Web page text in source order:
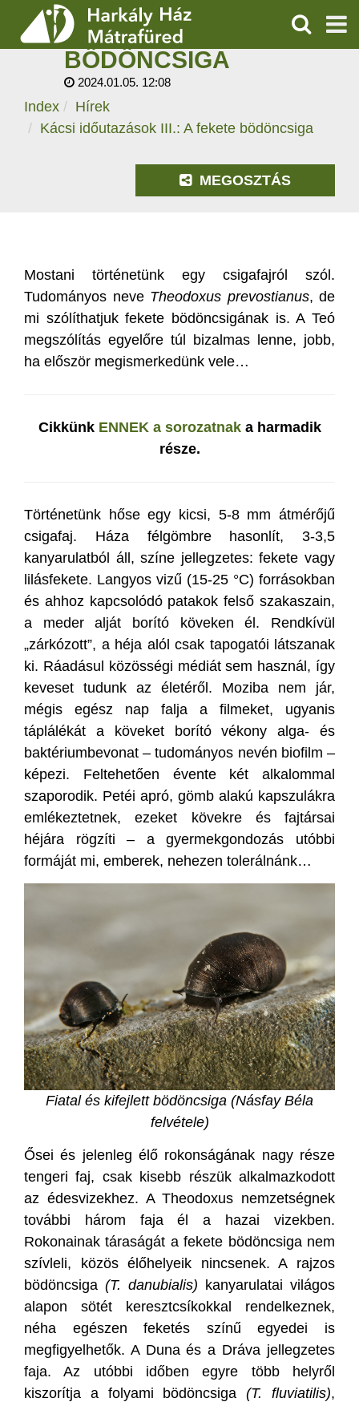
SZOLGÁLTATÁSOK
PROGRAMOK
KERESÉS
KÁCSI IDŐUTAZÁSOK
III.: A FEKETE
BÖDÖNCSIGA
2024.01.05. 12:08
Index
Hírek
Kácsi időutazások III.: A fekete bödöncsiga
MEGOSZTÁS
Mostani történetünk egy csigafajról szól.
Tudományos neve Theodoxus prevostianus, de
mi szólíthatjuk fekete bödöncsigának is. A Teó
megszólítás egyelőre túl bizalmas lenne, jobb,
ha először megismerkedünk vele…
Cikkünk ENNEK a sorozatnaka harmadik
része.
Történetünk hőse egy kicsi, 5-8 mm átmérőjű
csigafaj. Háza félgömbre hasonlít, 3-3,5
kanyarulatból áll, színe jellegzetes: fekete vagy
lilásfekete. Langyos vizű (15-25 °C) forrásokban
és ahhoz kapcsolódó patakok felső szakaszain,
a meder alját borító köveken él. Rendkívül
„zárkózott”, a héja alól csak tapogatói látszanak
ki. Ráadásul közösségi médiát sem használ, így
keveset tudunk az életéről. Moziba nem jár,
mégis egész nap falja a filmeket, ugyanis
táplálékát a köveket borító vékony alga- és
baktériumbevonat – tudományos nevén biofilm –
képezi. Feltehetően évente két alkalommal
szaporodik. Petéi apró, gömb alakú kapszulákra
emlékeztetnek, ezeket kövekre és fajtársai
héjára rögzíti – a gyermekgondozás utóbbi
formáját mi, emberek, nehezen tolerálnánk…
Fiatal és kifejlett bödöncsiga (Násfay Béla
felvétele)
Ősei és jelenleg élő rokonságának nagy része
tengeri faj, csak kisebb részük alkalmazkodott
az édesvizekhez. A Theodoxus nemzetségnek
további három faja él a hazai vizekben.
Rokonainak táraságát a fekete bödöncsiga nem
szívleli, közös élőhelyeik nincsenek. A rajzos
bödöncsiga (T. danubialis) kanyarulatai világos
alapon sötét keresztcsíkokkal rendelkeznek,
néha egészen feketés színű egyedei is
megfigyelhetők. A Duna és a Dráva jellegzetes
faja. Az utóbbi időben egyre több helyről
kiszorítja a folyami bödöncsiga(T. fluviatilis),